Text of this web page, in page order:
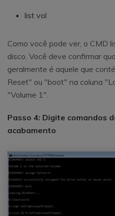
list vol
Como você pode ver, o CMD
disco. Você deve confirmar
geralmente é aquele que
Reset" ou "boot" na coluna
"Volume 1".
Passo 4: Digite comandos
acabamento